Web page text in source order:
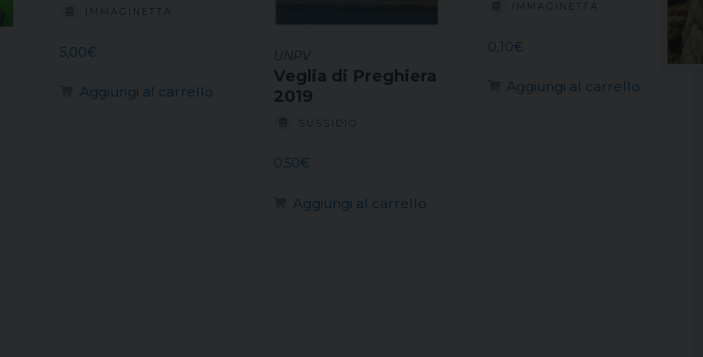
IMMAGINETTA
5,00€
Aggiungi al carrello
UNPV
Veglia di Preghiera
2019
0,50€
Aggiungi al carrello
IMMAGINETTA
0,10€
Aggiungi al carrello